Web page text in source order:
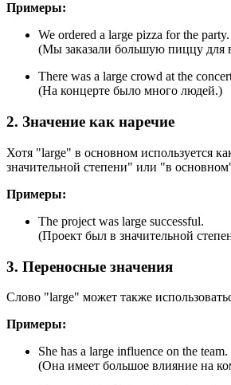
Примеры:
We ordered a large pizza for the party.
(Мы заказали большую пиццу для
There was a large crowd at the
(На концерте было много людей.)
2. Значение как наречие
Хотя "large" в основном используется
значительной степени" или "в
Примеры:
The project was large successful.
(Проект был в значительной
3. Переносные значения
Слово "large" может также
Примеры:
She has a large influence on the team.
(Она имеет большое влияние на